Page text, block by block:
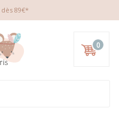
dès 89€*
0